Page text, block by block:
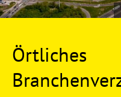
Örtliches